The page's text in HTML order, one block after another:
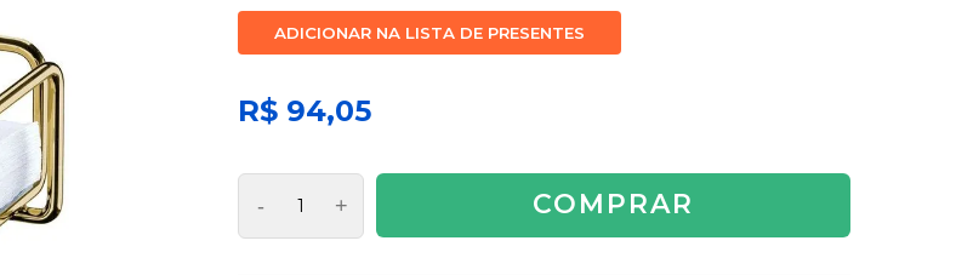
ADICIONAR NA LISTA DE PRESENTES
R$ 94,05
- + COMPRAR